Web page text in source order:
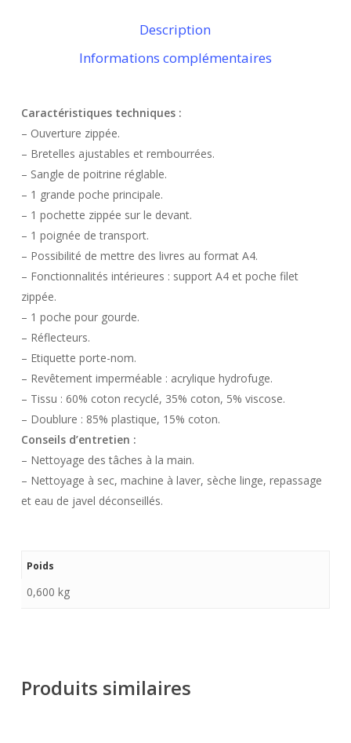
Description
Informations complémentaires
Caractéristiques techniques :
– Ouverture zippée.
– Bretelles ajustables et rembourrées.
– Sangle de poitrine réglable.
– 1 grande poche principale.
– 1 pochette zippée sur le devant.
– 1 poignée de transport.
– Possibilité de mettre des livres au format A4.
– Fonctionnalités intérieures : support A4 et poche filet
zippée.
– 1 poche pour gourde.
– Réflecteurs.
– Etiquette porte-nom.
– Revêtement imperméable : acrylique hydrofuge.
– Tissu : 60% coton recyclé, 35% coton, 5% viscose.
– Doublure : 85% plastique, 15% coton.
Conseils d’entretien :
– Nettoyage des tâches à la main.
– Nettoyage à sec, machine à laver, sèche linge, repassage
et eau de javel déconseillés.
Poids
0,600 kg
Produits similaires